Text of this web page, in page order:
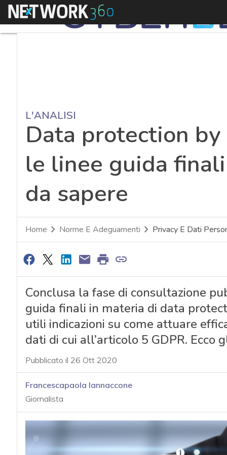
Menu
L'ANALISI
Data protection
le linee guida finali
da sapere
Home Norme E Adeguamenti Privacy E Dati
Conclusa la fase di consultazione
guida finali in materia di data
utili indicazioni su come attuare
dati di cui all’articolo 5 GDPR. Ecco
Pubblicato il 26 Ott 2020
Francescapaola Iannaccone
Giornalista